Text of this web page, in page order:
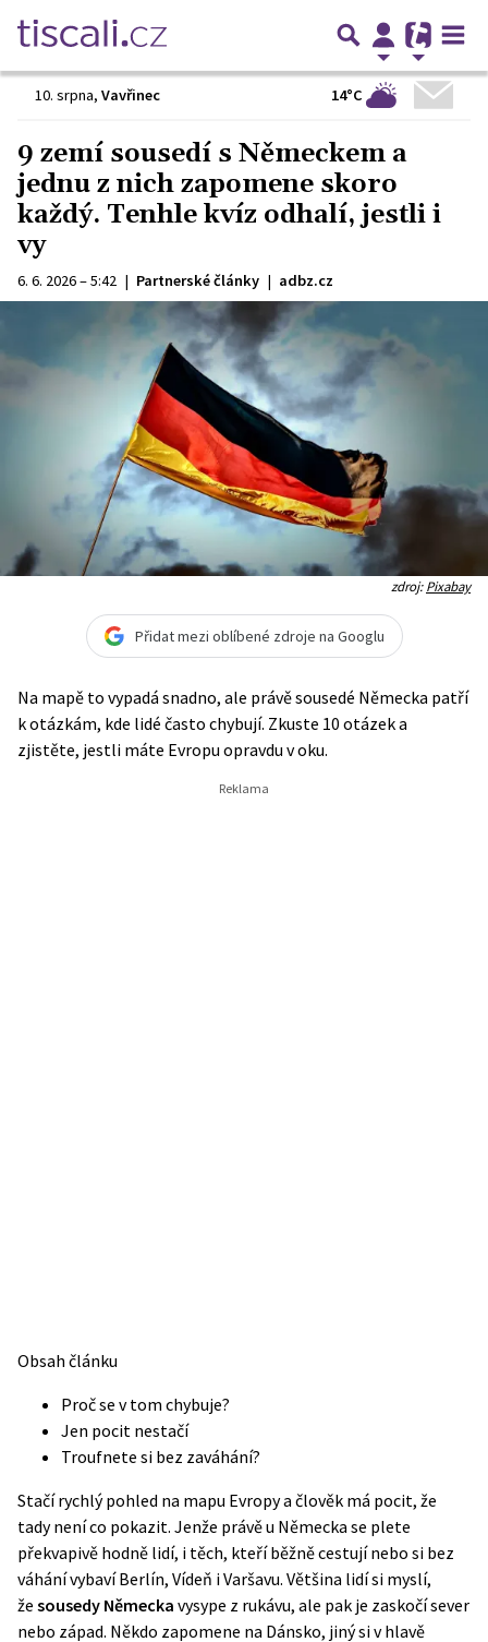
10. srpna, Vavřinec 14°C
9 zemí sousedí s Německem a
jednu z nich zapomene skoro
každý. Tenhle kvíz odhalí, jestli i
vy
6. 6. 2026 – 5:42 | Partnerské články | adbz.cz
zdroj:Pixabay
Přidat mezi oblíbené zdroje na Googlu
Na mapě to vypadá snadno, ale právě sousedé Německa patří
k otázkám, kde lidé často chybují. Zkuste 10 otázek a
zjistěte, jestli máte Evropu opravdu v oku.
Obsah článku
Proč se v tom chybuje?
Jen pocit nestačí
Troufnete si bez zaváhání?
Stačí rychlý pohled na mapu Evropy a člověk má pocit, že
tady není co pokazit. Jenže právě u Německa se plete
překvapivě hodně lidí, i těch, kteří běžně cestují nebo si bez
váhání vybaví Berlín, Vídeň i Varšavu. Většina lidí si myslí,
že sousedy Německa vysype z rukávu, ale pak je zaskočí sever
nebo západ. Někdo zapomene na Dánsko, jiný si v hlavě